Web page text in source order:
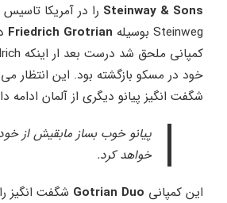
Steinway & Sons
Steinweg بوسیله
Friedrich Grotrian
خود در مسکو بازگشته بود. این انتظار
شگفت انگیز پیانو دیگری از آلمان ادامه
پیانو خوب بساز مابقیش از
خواهد کرد.
این کمپانی Gotrian Duo شگفت انگیز